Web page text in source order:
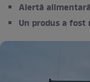
Alertă
Un produs a